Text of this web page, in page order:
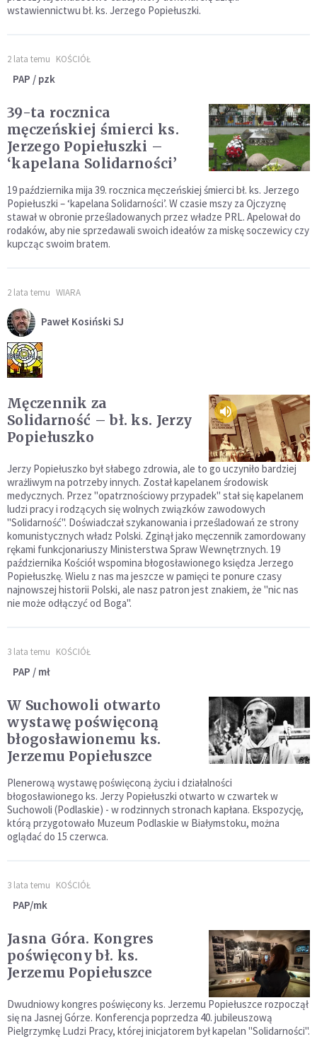
wstawiennictwu bł. ks. Jerzego Popiełuszki.
2 lata temu KOŚCIÓŁ
PAP / pzk
39-ta rocznica
męczeńskiej śmierci ks.
Jerzego Popiełuszki –
‘kapelana Solidarności’
19 października mija 39. rocznica męczeńskiej śmierci bł. ks. Jerzego
Popiełuszki – ‘kapelana Solidarności’. W czasie mszy za Ojczyznę
stawał w obronie prześladowanych przez władze PRL. Apelował do
rodaków, aby nie sprzedawali swoich ideałów za miskę soczewicy czy
kupcząc swoim bratem.
2 lata temu WIARA
Paweł Kosiński SJ
Męczennik za
Solidarność – bł. ks. Jerzy
Popiełuszko
Jerzy Popiełuszko był słabego zdrowia, ale to go uczyniło bardziej
wrażliwym na potrzeby innych. Został kapelanem środowisk
medycznych. Przez "opatrznościowy przypadek" stał się kapelanem
ludzi pracy i rodzących się wolnych związków zawodowych
"Solidarność". Doświadczał szykanowania i prześladowań ze strony
komunistycznych władz Polski. Zginął jako męczennik zamordowany
rękami funkcjonariuszy Ministerstwa Spraw Wewnętrznych. 19
października Kościół wspomina błogosławionego księdza Jerzego
Popiełuszkę. Wielu z nas ma jeszcze w pamięci te ponure czasy
najnowszej historii Polski, ale nasz patron jest znakiem, że "nic nas
nie może odłączyć od Boga".
3 lata temu KOŚCIÓŁ
PAP / mł
W Suchowoli otwarto
wystawę poświęconą
błogosławionemu ks.
Jerzemu Popiełuszce
Plenerową wystawę poświęconą życiu i działalności
błogosławionego ks. Jerzy Popiełuszki otwarto w czwartek w
Suchowoli (Podlaskie) - w rodzinnych stronach kapłana. Ekspozycję,
którą przygotowało Muzeum Podlaskie w Białymstoku, można
oglądać do 15 czerwca.
3 lata temu KOŚCIÓŁ
PAP/mk
Jasna Góra. Kongres
poświęcony bł. ks.
Jerzemu Popiełuszce
Dwudniowy kongres poświęcony ks. Jerzemu Popiełuszce rozpoczął
się na Jasnej Górze. Konferencja poprzedza 40. jubileuszową
Pielgrzymkę Ludzi Pracy, której inicjatorem był kapelan "Solidarności".